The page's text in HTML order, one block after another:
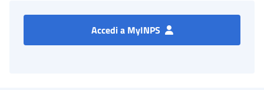
Accedi a MyINPS